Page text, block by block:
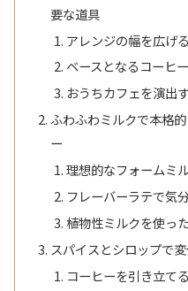
要な道具
アレンジの幅を広げ
ベースとなるコーヒ
おうちカフェを演出
ふわふわミルクで本格
ー
理想的なフォームミ
フレーバーラテで気
植物性ミルクを使っ
スパイスとシロップで
コーヒーを引き立て